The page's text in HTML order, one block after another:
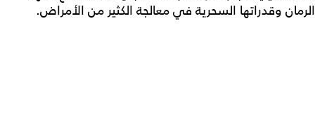
الرمان وقدراتها السحرية في معالجة الكثير من الأمراض.